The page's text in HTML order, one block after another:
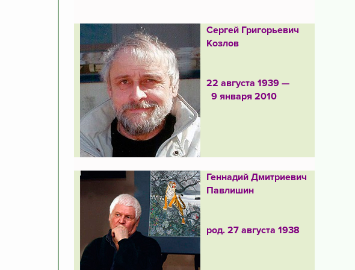
Сергей Григорьевич
Козлов
22 августа 1939 —
9 января 2010
Геннадий Дмитриевич
Павлишин
род. 27 августа 1938